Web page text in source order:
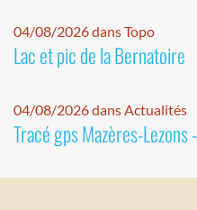
04/08/2026 dans Topo
Lac et pic de la Bernatoire
04/08/2026 dans Actualités
Tracé gps Mazères-Lezons